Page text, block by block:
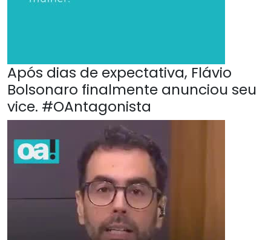
Após dias de expectativa, Flávio
Bolsonaro finalmente anunciou seu
vice. #OAntagonista